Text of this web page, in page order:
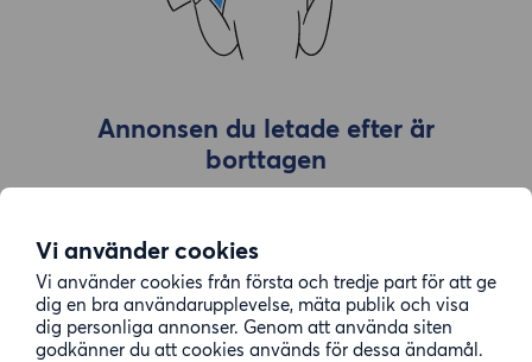
Vi använder cookies
Vi använder cookies från första och tredje part för att ge
dig en bra användarupplevelse, mäta publik och visa
dig personliga annonser. Genom att använda siten
godkänner du att cookies används för dessa ändamål.
Annonsen du letade efter är
borttagen
Gå till sök